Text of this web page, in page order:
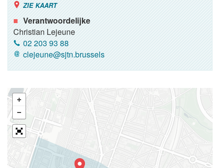
ZIE KAART
Verantwoordelijke
Christian Lejeune
02 203 93 88
clejeune@sjtn.brussels